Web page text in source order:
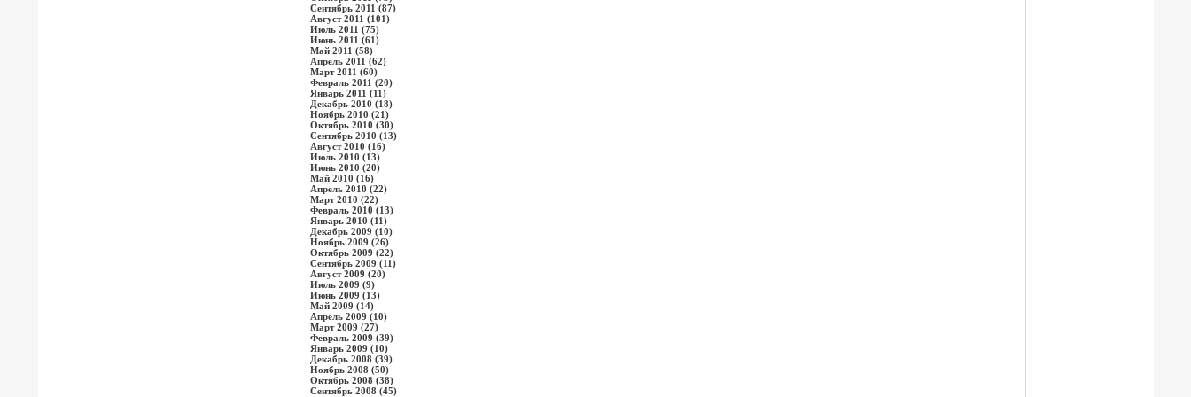
Сентябрь 2011 (87)
Август 2011 (101)
Июль 2011 (75)
Июнь 2011 (61)
Май 2011 (58)
Апрель 2011 (62)
Март 2011 (60)
Февраль 2011 (20)
Январь 2011 (11)
Декабрь 2010 (18)
Ноябрь 2010 (21)
Октябрь 2010 (30)
Сентябрь 2010 (13)
Август 2010 (16)
Июль 2010 (13)
Июнь 2010 (20)
Май 2010 (16)
Апрель 2010 (22)
Март 2010 (22)
Февраль 2010 (13)
Январь 2010 (11)
Декабрь 2009 (10)
Ноябрь 2009 (26)
Октябрь 2009 (22)
Сентябрь 2009 (11)
Август 2009 (20)
Июль 2009 (9)
Июнь 2009 (13)
Май 2009 (14)
Апрель 2009 (10)
Март 2009 (27)
Февраль 2009 (39)
Январь 2009 (10)
Декабрь 2008 (39)
Ноябрь 2008 (50)
Октябрь 2008 (38)
Сентябрь 2008 (45)